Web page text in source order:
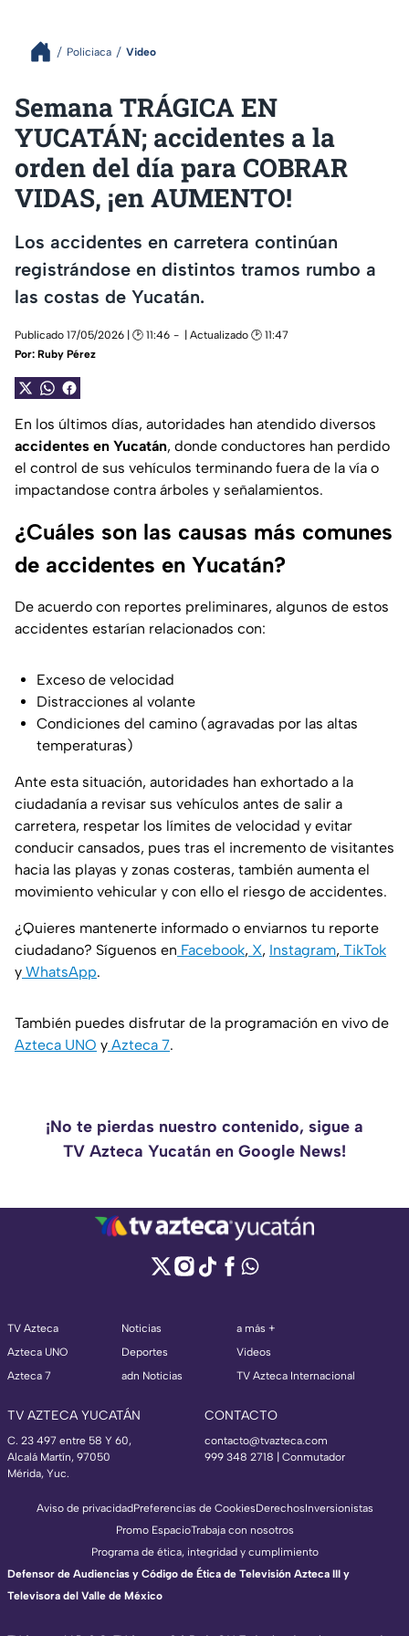
Policiaca Video
Semana TRÁGICA EN
YUCATÁN; accidentes a la
orden del día para COBRAR
VIDAS, ¡en AUMENTO!
Los accidentes en carretera continúan
registrándose en distintos tramos rumbo a
las costas de Yucatán.
Publicado 17/05/2026 | 🕑 11:46
| Actualizado 🕑 11:47
Por: Ruby Pérez
En los últimos días, autoridades han atendido diversos
accidentes en Yucatán, donde conductores han perdido
el control de sus vehículos terminando fuera de la vía o
impactandose contra árboles y señalamientos.
¿Cuáles son las causas más comunes
de accidentes en Yucatán?
De acuerdo con reportes preliminares, algunos de estos
accidentes estarían relacionados con:
Exceso de velocidad
Distracciones al volante
Condiciones del camino (agravadas por las altas
temperaturas)
Ante esta situación, autoridades han exhortado a la
ciudadanía a revisar sus vehículos antes de salir a
carretera, respetar los límites de velocidad y evitar
conducir cansados, pues tras el incremento de visitantes
hacia las playas y zonas costeras, también aumenta el
movimiento vehicular y con ello el riesgo de accidentes.
¿Quieres mantenerte informado o enviarnos tu reporte
ciudadano? Síguenos en Facebook, X, Instagram, TikTok
y WhatsApp.
También puedes disfrutar de la programación en vivo de
Azteca UNO y Azteca 7.
¡No te pierdas nuestro contenido, sigue a
TV Azteca Yucatán en Google News!
TV Azteca
Azteca UNO
Azteca 7
Noticias
Deportes
adn Noticias
a más +
Videos
TV Azteca Internacional
TV AZTECA YUCATÁN
C. 23 497 entre 58 Y 60,
Alcalá Martín, 97050
Mérida, Yuc.
CONTACTO
contacto@tvazteca.com
999 348 2718 | Conmutador
Aviso de privacidadPreferencias de CookiesDerechosInversionistas
Promo EspacioTrabaja con nosotros
Programa de ética, integridad y cumplimiento
Defensor de Audiencias y Código de Ética de Televisión Azteca III y
Televisora del Valle de México